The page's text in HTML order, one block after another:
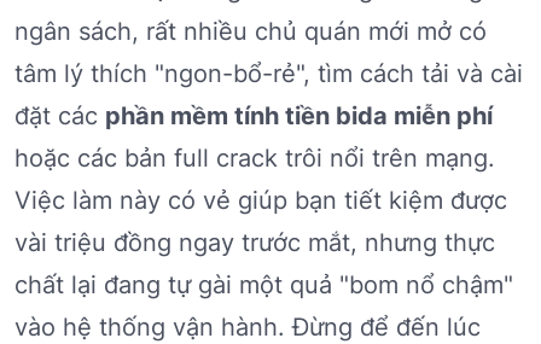
ngân sách, rất nhiều chủ quán mới mở có
tâm lý thích "ngon-bổ-rẻ", tìm cách tải và cài
đặt các phần mềm tính tiền bida miễn phí
hoặc các bản full crack trôi nổi trên mạng.
Việc làm này có vẻ giúp bạn tiết kiệm được
vài triệu đồng ngay trước mắt, nhưng thực
chất lại đang tự gài một quả "bom nổ chậm"
vào hệ thống vận hành. Đừng để đến lúc